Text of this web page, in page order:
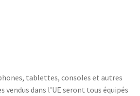
tablettes, consoles et autres
vendus dans l’UE seront tous équipés